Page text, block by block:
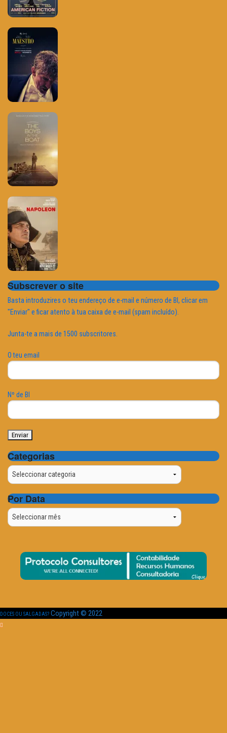
Subscrever o site
Basta introduzires o teu endereço de e-mail e número de BI, clicar em
"Enviar" e ficar atento à tua caixa de e-mail (spam incluído).
Junta-te a mais de 1500 subscritores.
O teu email
Nº de BI
Categorias
Categorias
Por Data
Por
Data
DOCES OU SALGADAS? Copyright © 2022